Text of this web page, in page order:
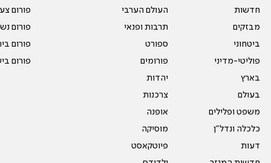
חדשות
מבזקים
ביטחוני
פוליטי-מדיני
בארץ
בעולם
משפט ופלילים
כלכלה ונדל"ן
דעות
העולם הערבי
תרבות ופנאי
ספורט
פורומים
יהדות
צרכנות
אופנה
מוסיקה
פיוטקאסט
פורום
פורום
פורום
פורום